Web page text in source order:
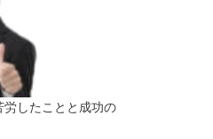
労したことと成功の